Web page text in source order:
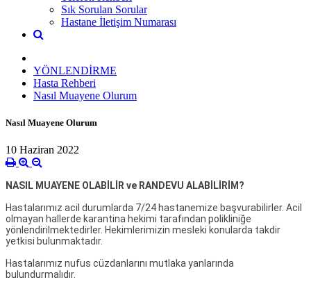
Sık Sorulan Sorular
Hastane İletişim Numarası
YÖNLENDİRME
Hasta Rehberi
Nasıl Muayene Olurum
Nasıl Muayene Olurum
10 Haziran 2022
NASIL MUAYENE OLABİLİR ve RANDEVU ALABİLİRİM?
Hastalarımız acil durumlarda 7/24 hastanemize başvurabilirler. Acil
olmayan hallerde karantina hekimi tarafından polikliniğe
yönlendirilmektedirler. Hekimlerimizin mesleki konularda takdir
yetkisi bulunmaktadır.
Hastalarımız nufus cüzdanlarını mutlaka yanlarında
bulundurmalıdır.